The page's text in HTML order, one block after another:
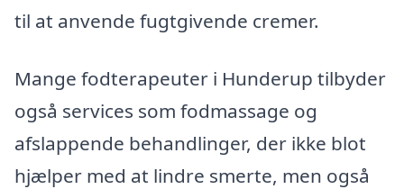
til at anvende fugtgivende cremer.
Mange fodterapeuter i Hunderup tilbyder
også services som fodmassage og
afslappende behandlinger, der ikke blot
hjælper med at lindre smerte, men også